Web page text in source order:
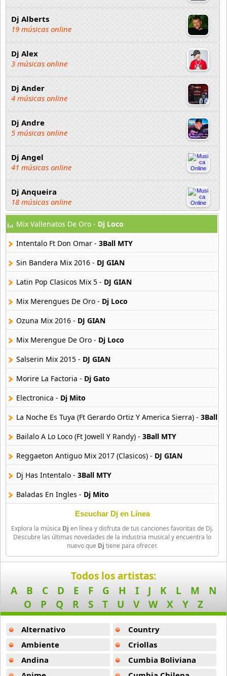
Dj Alberts
19 músicas online
Dj Alex
3 músicas online
Dj Ander
4 músicas online
Dj Andre
5 músicas online
Dj Angel
41 músicas online
Dj Anqueira
18 músicas online
Dj Antony
8 músicas online
Dj Aranita
20 músicas online
30 músicas online
Dj Bambam
25 músicas online
Dj Barbosa
22 músicas online
Dj Bayron
5 músicas online
Dj Benjamin
13 músicas online
Dj Benny Blanco Y Get Low
42 músicas online
Dj Blass
Dj Blass Y Dj Barbosa
14 músicas online
Dj Bob
57 músicas online
Dj Bobo
Mix Vallenatos De Oro - Dj Loco
Intentalo Ft Don Omar - 3Ball MTY
Sin Bandera Mix 2016 - DJ GIAN
Latin Pop Clasicos Mix 5 - DJ GIAN
Mix Merengues De Oro - Dj Loco
Ozuna Mix 2016 - DJ GIAN
Mix Merengue De Oro - Dj Loco
Salserin Mix 2015 - DJ GIAN
Morire La Factoria - Dj Gato
Electronica - Dj Mito
La Noche Es Tuya (Ft Gerardo Ortiz Y America Sierra) - 3Ball
Bailalo A Lo Loco (Ft Jowell Y Randy) - 3Ball MTY
Reggaeton Antiguo Mix 2017 (Clasicos) - DJ GIAN
Dj Has Intentalo - 3Ball MTY
Baladas En Ingles - Dj Mito
3Ball MTY
Besos Al Aire -3Ball MTY
Solo Se Vive Una Vez Remix Monica Naranjo -
2u (Ft Justin Bieber) - David Guetta
Im Good (Blue) -
David Guetta
Lets Love -David Guetta
Tecno Mix -Dj Dero
La Chica Sexy Remix Tucanes De Tijuana -
Escuchar Dj en Línea
Explora la música Dj en línea y disfruta de tus canciones favoritas de Dj.
Descubre las últimas novedades de la industria musical y encuentra lo
nuevo que Dj tiene para ofrecer.
Todos los artistas:
A
B C D E F G H I J K L M
N
O
P Q R S T U V W X Y Z
Alternativo
Ambiente
Andina
Country
Criollas
Cumbia Boliviana